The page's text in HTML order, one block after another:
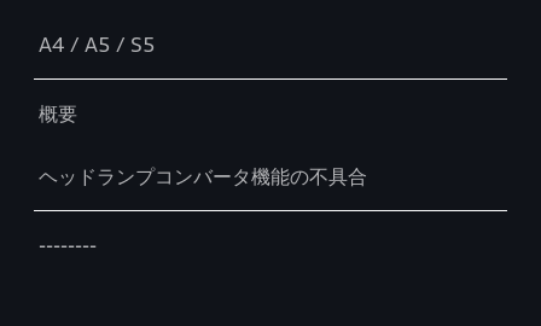
A4 / A5 / S5
概要
ヘッドランプコンバータ機能の不具合
--------